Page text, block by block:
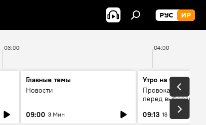
РУС ИР
03:00 04:00
Главные темы
Новости
09:00 3 Мин
Утро на Спутнике
Провокации со
перед выборами в
09:13 18 Мин